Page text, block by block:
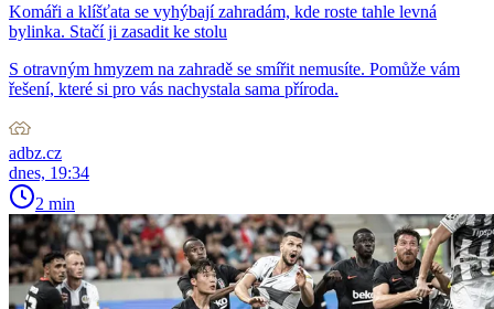
Komáři a klíšťata se vyhýbají zahradám, kde roste tahle levná
bylinka. Stačí ji zasadit ke stolu
S otravným hmyzem na zahradě se smířit nemusíte. Pomůže vám
řešení, které si pro vás nachystala sama příroda.
adbz.cz
dnes, 19:34
2 min